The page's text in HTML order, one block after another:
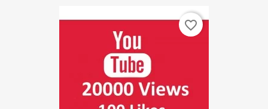
favorite_border